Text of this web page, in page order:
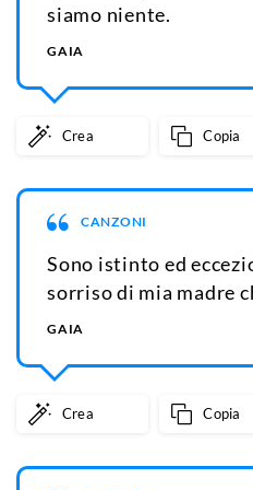
siamo niente.
GAIA
Crea Copia
CANZONI
Sono istinto ed
sorriso di mia madre
GAIA
Crea Copia